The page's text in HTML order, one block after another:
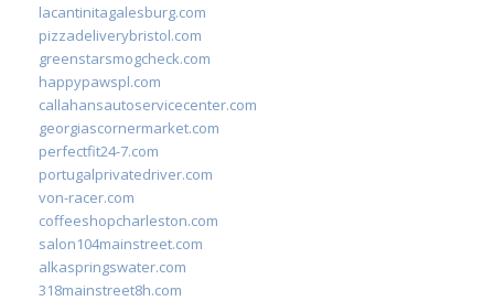
lacantinitagalesburg.com
pizzadeliverybristol.com
greenstarsmogcheck.com
happypawspl.com
callahansautoservicecenter.com
georgiascornermarket.com
perfectfit24-7.com
portugalprivatedriver.com
von-racer.com
coffeeshopcharleston.com
salon104mainstreet.com
alkaspringswater.com
318mainstreet8h.com